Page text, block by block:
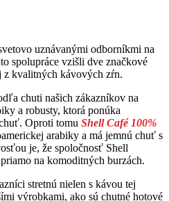
uznávanými odborníkmi na
spolupráce vzišli dve značkové
z kvalitných kávových zŕn.
chuti našich zákazníkov na
a robusty, ktorá ponúka
Oproti tomu Shell Café 100%
arabiky a má jemnú chuť s
je, že spoločnosť Shell
na komoditných burzách.
stretnú nielen s kávou tej
výrobkami, ako sú chutné hotové